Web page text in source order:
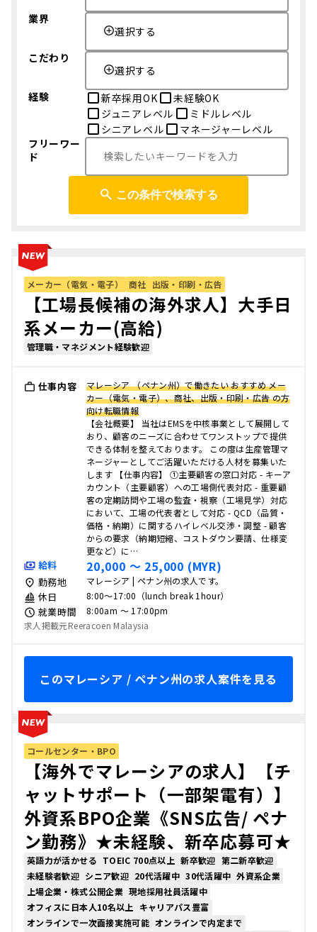
業界
選択する
こだわり
選択する
経験
新卒採用OK
未経験OK
ジュニアレベル
ミドルレベル
シニアレベル
マネージャーレベル
フリーワー
ド
この条件で検索する
メーカー（電気・電子） 商社 出版・印刷・広告
【工場長候補の海外求人】大手日
系メーカー(高給)
管理職・マネジメント経験歓迎
仕事内容
マレーシア （ペナン州）で働きたい おすすめ メー
カー（電気・電子）、商社、出版・印刷・広告 の方
向け転職情報
【会社概要】 当社はEMSを中核事業として展開して
おり、顧客のニーズに合わせてワンストップで提供
できる体制を整えております。 この度は生産管理マ
ネージャーとしてご活躍いただける人材を募集いた
します 【仕事内容】 ①主要顧客の窓口対応 - キーア
カウント（主要顧客）への工場側代表対応 - 重要顧
客の定期訪問や工場の監査・視察（工場見学）対応
において、工場の代表者として対応 - QCD（品質・
価格・納期）に関するハイレベル交渉・調整 - 顧客
からの要求（納期短縮、コストダウン要請、仕様変
更など）に…
給料 20,000 〜 25,000 (MYR)
勤務地 マレーシア | ペナン州の求人です。
休日 8:00～17:00（lunch break 1hour）
就業時間
8:00am 〜 17:00pm
求人掲載元Reeracoen Malaysia
このマレーシア / ペナン州の求人案件を見る
コールセンター・BPO
【海外でマレーシアの求人】【チ
ャットサポート（一部架電有）】
外資系BPO企業《SNS広告/ ペナ
ン勤務》★未経験、新卒応募可★
英語力が活かせる TOEIC 700点以上 新卒歓迎 第二新卒歓迎
未経験者歓迎 シニア歓迎 20代活躍中 30代活躍中 外資系企業
上場企業・株式公開企業 現地採用社員活躍中
オフィスに日本人10名以上
キャリアパス豊富
オンラインで一次面接実施可能 オンラインで内定まで